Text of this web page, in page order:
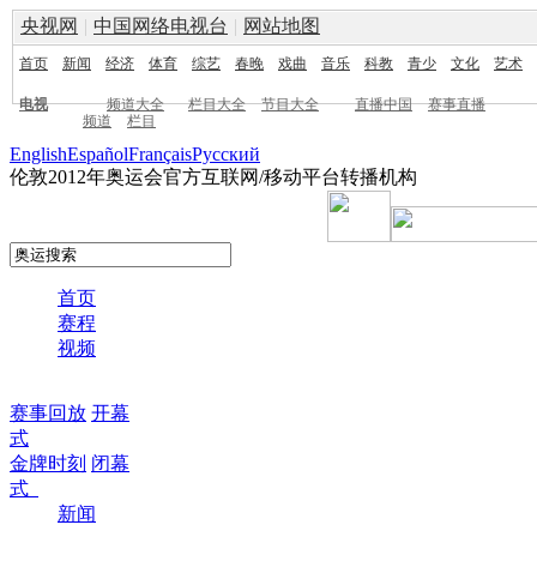
央视网 | 中国网络电视台 | 网站地图
首页 新闻 经济 体育 综艺 春晚 戏曲 音乐 科教 青少 文化 艺术
电视 频道大全 栏目大全 节目大全 直播中国
赛事直播
频道
栏目
EnglishEspañolFrançaisPусский
伦敦2012年奥运会官方互联网/移动平台转播机构
首页
赛程
视频
赛事回放 开幕
式
金牌时刻 闭幕
式
新闻